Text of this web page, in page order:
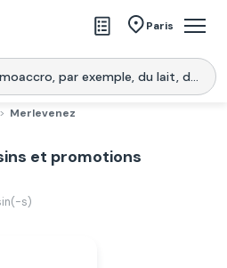
Paris
l'application
Merlevenez
et promotions
s)